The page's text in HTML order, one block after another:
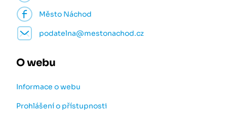
Město Náchod
podatelna@mestonachod.cz
O webu
Informace o webu
Prohlášení o přístupnosti